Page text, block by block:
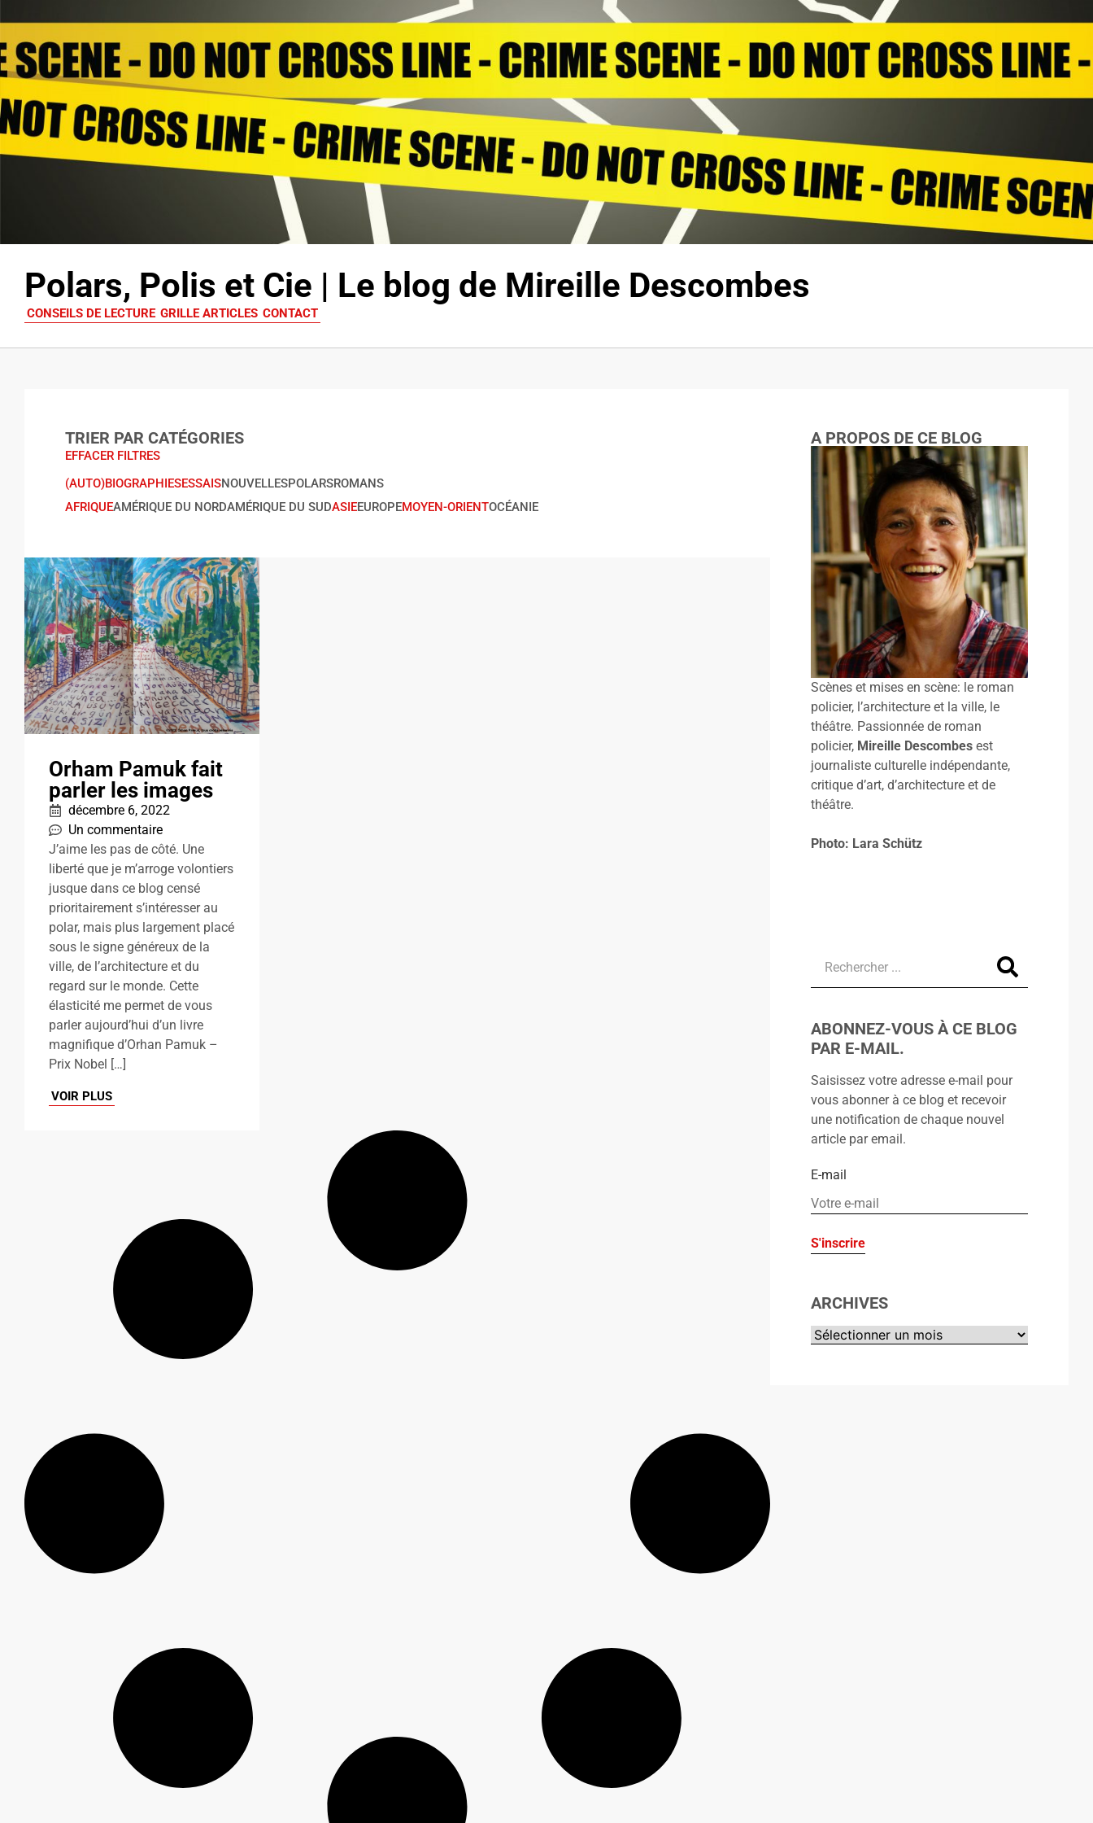
Polars, Polis et Cie | Le blog de Mireille Descombes
CONSEILS DE LECTURE GRILLE ARTICLES CONTACT
TRIER PAR CATÉGORIES
EFFACER FILTRES
(AUTO)BIOGRAPHIESESSAISNOUVELLESPOLARSROMANS
AFRIQUEAMÉRIQUE DU NORDAMÉRIQUE DU SUDASIEEUROPEMOYEN-ORIENTOCÉANIE
Orham Pamuk fait
parler les images
décembre 6, 2022
Un commentaire
J’aime les pas de côté. Une
liberté que je m’arroge volontiers
jusque dans ce blog censé
prioritairement s’intéresser au
polar, mais plus largement placé
sous le signe généreux de la
ville, de l’architecture et du
regard sur le monde. Cette
élasticité me permet de vous
parler aujourd’hui d’un livre
magnifique d’Orhan Pamuk –
Prix Nobel […]
VOIR PLUS
A PROPOS DE CE BLOG
Scènes et mises en scène: le roman
policier, l’architecture et la ville, le
théâtre. Passionnée de roman
policier, Mireille Descombes est
journaliste culturelle indépendante,
critique d’art, d’architecture et de
théâtre.
Photo: Lara Schütz
ABONNEZ-VOUS À CE BLOG
PAR E-MAIL.
Saisissez votre adresse e-mail pour
vous abonner à ce blog et recevoir
une notification de chaque nouvel
article par email.
E-mail
ARCHIVES